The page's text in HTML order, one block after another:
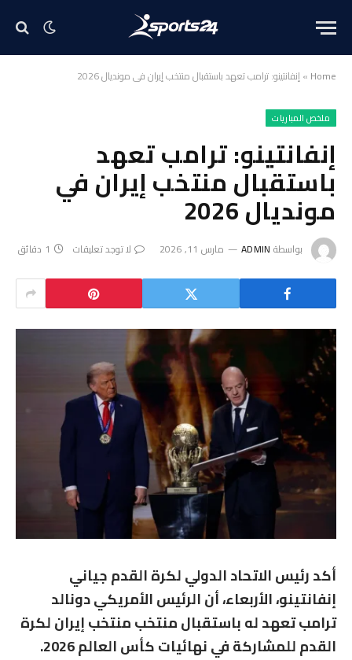
Home
»إنفانتينو: ترامب تعهد باستقبال منتخب إيران في مونديال 2026
ملخص المباريات
إنفانتينو: ترامب تعهد
باستقبال منتخب إيران في
مونديال 2026
بواسطة ADMIN مارس 11, 2026 لا توجد تعليقات 1 دقائق
أكد رئيسالاتحاد الدولي لكرة القدمجياني
إنفانتينو، الأربعاء، أن الرئيس الأمريكيدونالد
ترامبتعهد له باستقبال منتخبمنتخب إيران لكرة
القدمللمشاركة في نهائياتكأس العالم 2026
.